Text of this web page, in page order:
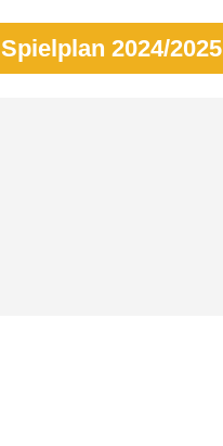
Spielplan 2024/2025